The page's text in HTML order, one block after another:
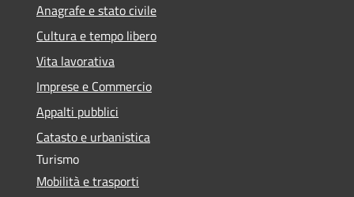
Anagrafe e stato civile
Cultura e tempo libero
Vita lavorativa
Imprese e Commercio
Appalti pubblici
Catasto e urbanistica
Turismo
Mobilità e trasporti